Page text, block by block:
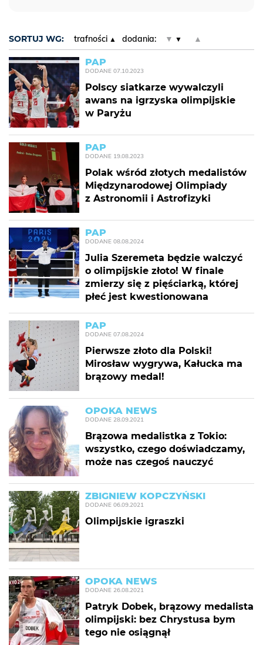
SORTUJ WG: trafności dodania: ▼ ▲
PAP
DODANE 07.10.2023
Polscy siatkarze wywalczyli
awans na igrzyska olimpijskie
w Paryżu
PAP
DODANE 19.08.2023
Polak wśród złotych medalistów
Międzynarodowej Olimpiady
z Astronomii i Astrofizyki
PAP
DODANE 08.08.2024
Julia Szeremeta będzie walczyć
o olimpijskie złoto! W finale
zmierzy się z pięściarką, której
płeć jest kwestionowana
PAP
DODANE 07.08.2024
Pierwsze złoto dla Polski!
Mirosław wygrywa, Kałucka ma
brązowy medal!
OPOKA NEWS
DODANE 28.09.2021
Brązowa medalistka z Tokio:
wszystko, czego doświadczamy,
może nas czegoś nauczyć
ZBIGNIEW KOPCZYŃSKI
DODANE 06.09.2021
Olimpijskie igraszki
OPOKA NEWS
DODANE 26.08.2021
Patryk Dobek, brązowy medalista
olimpijski: bez Chrystusa bym
tego nie osiągnął